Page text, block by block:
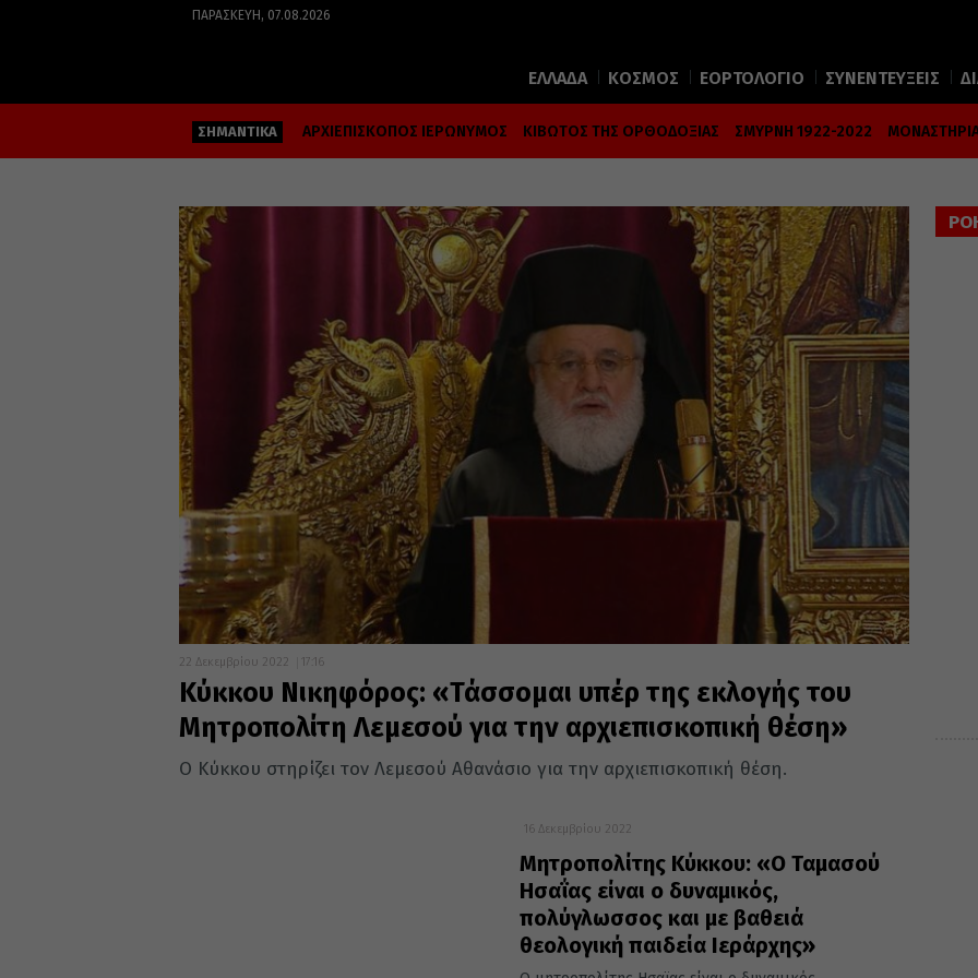
ΠΑΡΑΣΚΕΥΉ, 07.08.2026
ΕΛΛΑΔΑ ΚΟΣΜΟΣ ΕΟΡΤΟΛΟΓΙΟ ΣΥΝΕΝΤΕΥΞΕΙΣ
ΣΗΜΑΝΤΙΚΑ ΑΡΧΙΕΠΙΣΚΟΠΟΣ ΙΕΡΩΝΥΜΟΣ ΚΙΒΩΤΟΣ ΤΗΣ ΟΡΘΟΔΟΞΙΑΣ ΣΜΥΡΝΗ 1922-2022
22 Δεκεμβρίου 2022 17:16
Κύκκου Νικηφόρος: «Τάσσομαι υπέρ της εκλογής του
Μητροπολίτη Λεμεσού για την αρχιεπισκοπική θέση»
Ο Κύκκου στηρίζει τον Λεμεσού Αθανάσιο για την αρχιεπισκοπική θέση.
16 Δεκεμβρίου 2022
Μητροπολίτης Κύκκου: «Ο Ταμασού
Ησαΐας είναι ο δυναμικός,
πολύγλωσσος και με βαθειά
θεολογική παιδεία Ιεράρχης»